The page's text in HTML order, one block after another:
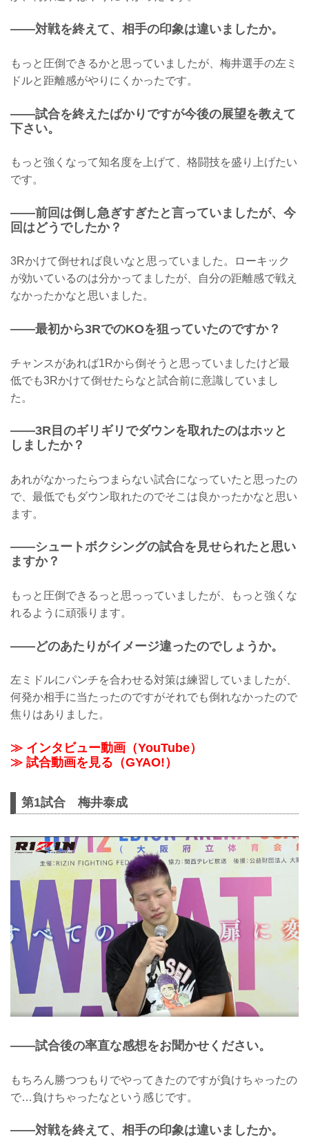
——対戦を終えて、相手の印象は違いましたか。
もっと圧倒できるかと思っていましたが、梅井選手の左ミ
ドルと距離感がやりにくかったです。
——試合を終えたばかりですが今後の展望を教えて
下さい。
もっと強くなって知名度を上げて、格闘技を盛り上げたい
です。
——前回は倒し急ぎすぎたと言っていましたが、今
回はどうでしたか？
3Rかけて倒せれば良いなと思っていました。ローキック
が効いているのは分かってましたが、自分の距離感で戦え
なかったかなと思いました。
——最初から3RでのKOを狙っていたのですか？
チャンスがあれば1Rから倒そうと思っていましたけど最
低でも3Rかけて倒せたらなと試合前に意識していまし
た。
——3R目のギリギリでダウンを取れたのはホッと
しましたか？
あれがなかったらつまらない試合になっていたと思ったの
で、最低でもダウン取れたのでそこは良かったかなと思い
ます。
——シュートボクシングの試合を見せられたと思い
ますか？
もっと圧倒できるっと思っっていましたが、もっと強くな
れるように頑張ります。
——どのあたりがイメージ違ったのでしょうか。
左ミドルにパンチを合わせる対策は練習していましたが、
何発か相手に当たったのですがそれでも倒れなかったので
焦りはありました。
≫ インタビュー動画（YouTube）
≫ 試合動画を見る（GYAO!）
第1試合 梅井泰成
——試合後の率直な感想をお聞かせください。
もちろん勝つつもりでやってきたのですが負けちゃったの
で…負けちゃったなという感じです。
——対戦を終えて、相手の印象は違いましたか。